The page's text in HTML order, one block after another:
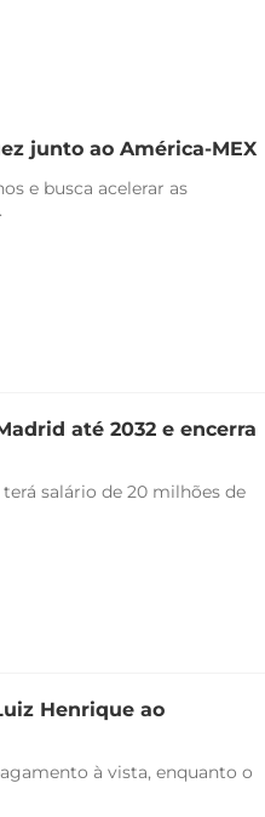
junto ao América-MEX
e busca acelerar as
até 2032 e encerra
salário de 20 milhões de
Henrique ao
à vista, enquanto o